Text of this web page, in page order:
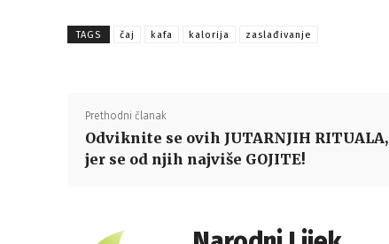
TAGS čaj kafa kalorija zaslađivanje
Prethodni članak
Odviknite se ovih JUTARNJIH RITUALA,
jer se od njih najviše GOJITE!